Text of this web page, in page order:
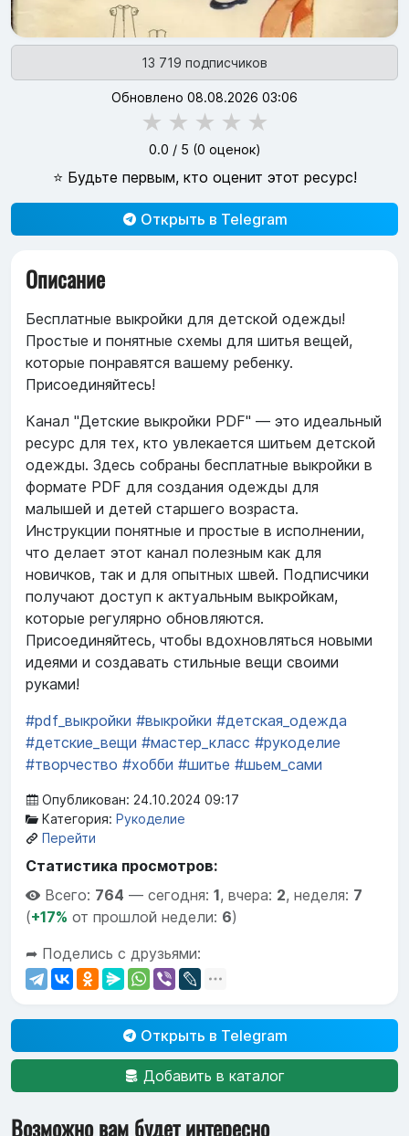
13 719 подписчиков
Обновлено 08.08.2026 03:06
★ ★ ★ ★ ★
0.0 / 5 (0 оценок)
⭐ Будьте первым, кто оценит этот ресурс!
Открыть в Telegram
Описание
Бесплатные выкройки для детской одежды!
Простые и понятные схемы для шитья вещей,
которые понравятся вашему ребенку.
Присоединяйтесь!
Канал "Детские выкройки PDF" — это идеальный
ресурс для тех, кто увлекается шитьем детской
одежды. Здесь собраны бесплатные выкройки в
формате PDF для создания одежды для
малышей и детей старшего возраста.
Инструкции понятные и простые в исполнении,
что делает этот канал полезным как для
новичков, так и для опытных швей. Подписчики
получают доступ к актуальным выкройкам,
которые регулярно обновляются.
Присоединяйтесь, чтобы вдохновляться новыми
идеями и создавать стильные вещи своими
руками!
#pdf_выкройки #выкройки #детская_одежда
#детские_вещи #мастер_класс #рукоделие
#творчество #хобби #шитье #шьем_сами
Опубликован: 24.10.2024 09:17
Категория: Рукоделие
Перейти
Статистика просмотров:
Всего: 764 — сегодня: 1, вчера: 2, неделя: 7
(+17% от прошлой недели: 6)
➦ Поделись с друзьями:
Открыть в Telegram
Добавить в каталог
Возможно вам будет интересно